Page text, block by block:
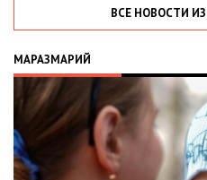
ВСЕ НОВОСТИ
МАРАЗМАРИЙ